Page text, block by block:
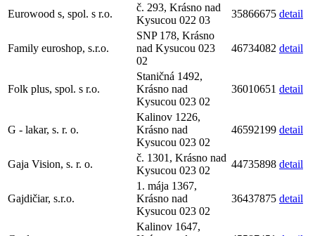
Eurowood s, spol. s r.o.
č. 293, Krásno nad
Kysucou 022 03
35866675 detail
Family euroshop, s.r.o.
SNP 178, Krásno
nad Kysucou 023
02
46734082 detail
Folk plus, spol. s r.o.
Staničná 1492,
Krásno nad
Kysucou 023 02
36010651 detail
G - lakar, s. r. o.
Kalinov 1226,
Krásno nad
Kysucou 023 02
46592199 detail
Gaja Vision, s. r. o.
č. 1301, Krásno nad
Kysucou 023 02
44735898 detail
Gajdičiar, s.r.o.
1. mája 1367,
Krásno nad
Kysucou 023 02
36437875 detail
Kalinov 1647,